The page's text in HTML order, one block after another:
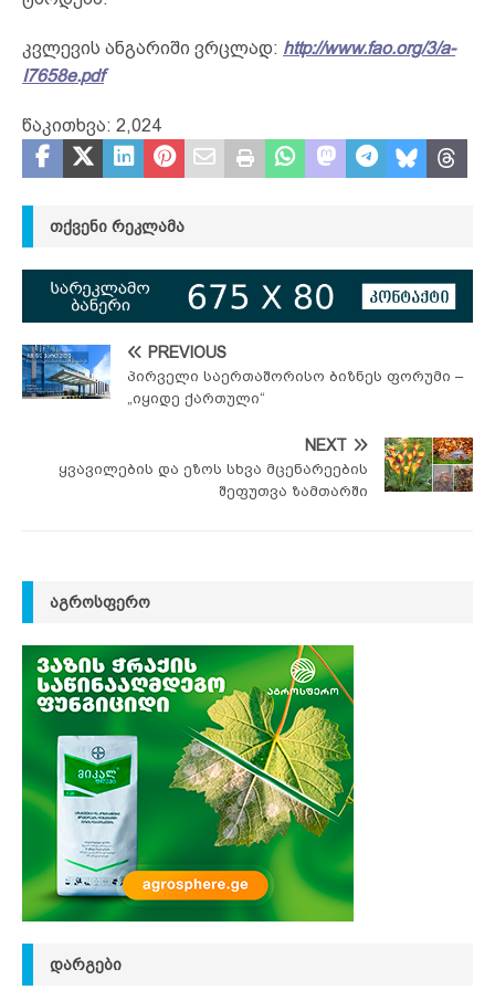
კვლევის ანგარიში ვრცლად: http://www.fao.org/3/a-
I7658e.pdf
წაკითხვა: 2,024
ᲗᲥᲕᲔᲜᲘ ᲠᲔᲙᲚᲐᲛᲐ
PREVIOUS
პირველი საერთაშორისო ბიზნეს ფორუმი –
„იყიდე ქართული“
NEXT
ყვავილების და ეზოს სხვა მცენარეების
შეფუთვა ზამთარში
ᲐᲒᲠᲝᲡᲤᲔᲠᲝ
ᲓᲐᲠᲒᲔᲑᲘ